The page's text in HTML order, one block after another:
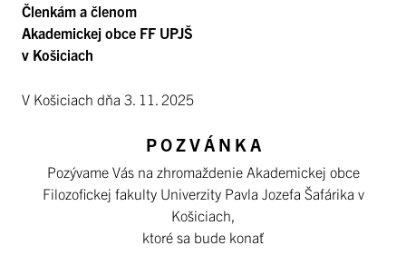
Členkám a členom
Akademickej obce FF UPJŠ
v Košiciach
V Košiciach dňa 3. 11. 2025
P O Z V Á N K A
Pozývame Vás na zhromaždenie Akademickej obce
Filozofickej fakulty Univerzity Pavla Jozefa Šafárika v
Košiciach,
ktoré sa bude konať